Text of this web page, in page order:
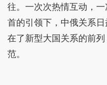
往。一次次热情互动，
首的引领下，中俄关系
在了新型大国关系的前
范。